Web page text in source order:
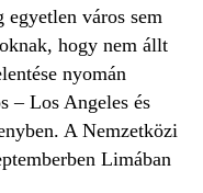
egyetlen város sem
hogy nem állt
nyomán
– Los Angeles és
A Nemzetközi
Limában